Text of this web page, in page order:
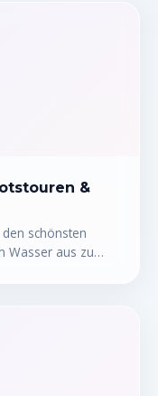
&
schönsten
Wasser aus zu